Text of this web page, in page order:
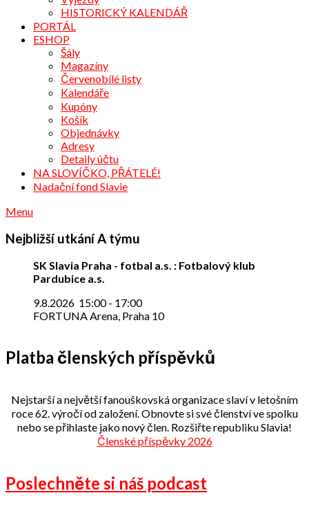
HISTORICKÝ KALENDÁŘ
PORTÁL
ESHOP
Šály
Magazíny
Červenobílé listy
Kalendáře
Kupóny
Košík
Objednávky
Adresy
Detaily účtu
NA SLOVÍČKO, PŘÁTELÉ!
Nadační fond Slavie
Menu
Nejbližší utkání A týmu
SK Slavia Praha - fotbal a.s. : Fotbalový klub
Pardubice a.s.
9.8.2026 15:00- 17:00
FORTUNA Arena, Praha 10
Platba členských příspěvků
Nejstarší a největší fanouškovská organizace slaví v letošním
roce 62. výročí od založení. Obnovte si své členství ve spolku
nebo se přihlaste jako nový člen. Rozšiřte republiku Slavia!
Členské příspěvky 2026
Poslechněte si náš podcast